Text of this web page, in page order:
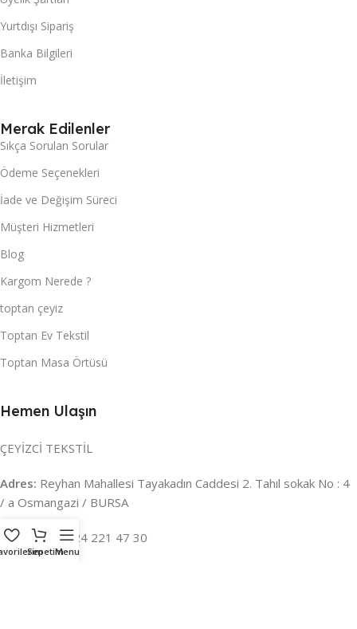
Yurtdışı Sipariş
Banka Bilgileri
İletişim
Merak Edilenler
Sıkça Sorulan Sorular
Ödeme Seçenekleri
İade ve Değişim Süreci
Müşteri Hizmetleri
Blog
Kargom Nerede ?
toptan çeyiz
Toptan Ev Tekstil
Toptan Masa Örtüsü
Hemen Ulaşın
ÇEYİZCİ TEKSTİL
Adres: Reyhan Mahallesi Tayakadın Caddesi 2. Tahıl sokak No : 4
/ a Osmangazi / BURSA
İLETİŞİM : 0224 221 47 30
SepetimMenu